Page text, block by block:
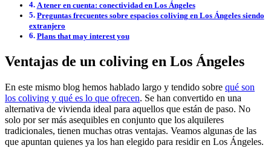
A tener en cuenta: conectividad en Los Ángeles
Preguntas frecuentes sobre espacios coliving en Los Ángeles siendo
extranjero
Plans that may interest you
Ventajas de un coliving en Los Ángeles
En este mismo blog hemos hablado largo y tendido sobre qué son
los coliving y qué es lo que ofrecen. Se han convertido en una
alternativa de vivienda ideal para aquellos que están de paso. No
solo por ser más asequibles en conjunto que los alquileres
tradicionales, tienen muchas otras ventajas. Veamos algunas de las
que apuntan quienes ya los han elegido para residir en Los Ángeles.